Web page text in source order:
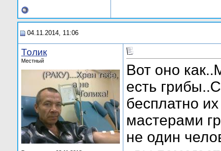
04.11.2014, 11:06
Толик
Местный
Вот оно
есть
бесплатно
мастерами
не один